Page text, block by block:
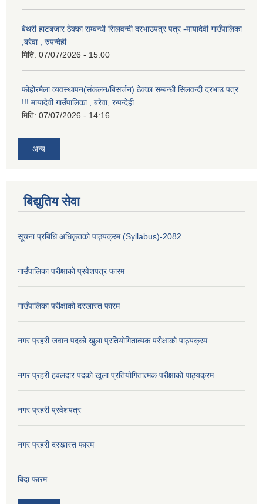
बेथरी हाटबजार ठेक्का सम्बन्धी सिलवन्दी दरभाउपत्र पत्र -मायादेवी गाउँपालिका
,बरेवा , रुपन्देही
मिति: 07/07/2026 - 15:00
फोहोरमैला व्यवस्थापन(संकलन/बिसर्जन) ठेक्का सम्बन्धी सिलवन्दी दरभाउ पत्र
!!! मायादेवी गाउँपालिका , बरेवा, रुपन्देही
मिति: 07/07/2026 - 14:16
अन्य
बिद्युतिय सेवा
सूचना प्रबिधि अधिकृतको पाठ्यक्रम (Syllabus)-2082
गाउँपालिका परीक्षाको प्रवेशपत्र फारम
गाउँपालिका परीक्षाको दरखास्त फारम
नगर प्रहरी जवान पदको खुला प्रतियोगितात्मक परीक्षाको पाठ्यक्रम
नगर प्रहरी हवलदार पदको खुला प्रतियोगितात्मक परीक्षाको पाठ्यक्रम
नगर प्रहरी प्रवेशपत्र
नगर प्रहरी दरखास्त फारम
बिदा फारम